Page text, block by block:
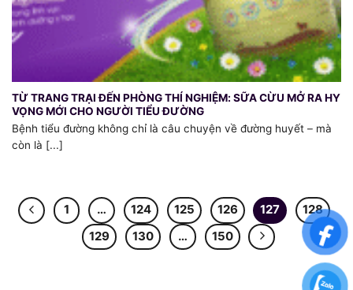
TỪ TRANG TRẠI ĐẾN PHÒNG THÍ NGHIỆM: SỮA CỪU MỞ RA HY
VỌNG MỚI CHO NGƯỜI TIỂU ĐƯỜNG
Bệnh tiểu đường không chỉ là câu chuyện về đường huyết – mà
còn là [...]
1 … 124 125 126 127
128
129
130 … 150